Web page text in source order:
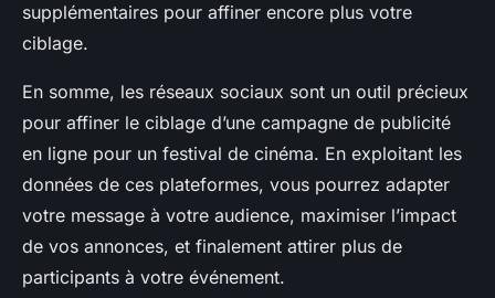
supplémentaires pour affiner encore plus votre
ciblage.
En somme, les réseaux sociaux sont un outil précieux
pour affiner le ciblage d’une campagne de publicité
en ligne pour un festival de cinéma. En exploitant les
données de ces plateformes, vous pourrez adapter
votre message à votre audience, maximiser l’impact
de vos annonces, et finalement attirer plus de
participants à votre événement.